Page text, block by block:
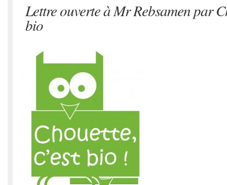
Lettre ouverte à Mr Rebsamen par
bio